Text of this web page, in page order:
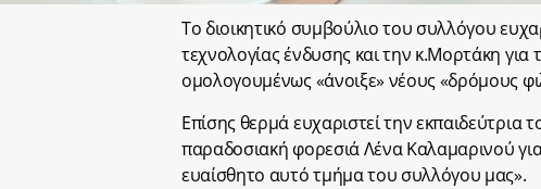
Το διοικητικό συμβούλιο του συλλόγου
τεχνολογίας ένδυσης και την κ.Μορτάκη
ομολογουμένως «άνοιξε» νέους «δρόμους
Επίσης θερμά ευχαριστεί την εκπαιδεύτρια
παραδοσιακή φορεσιά Λένα Καλαμαρινού
ευαίσθητο αυτό τμήμα του συλλόγου μας».